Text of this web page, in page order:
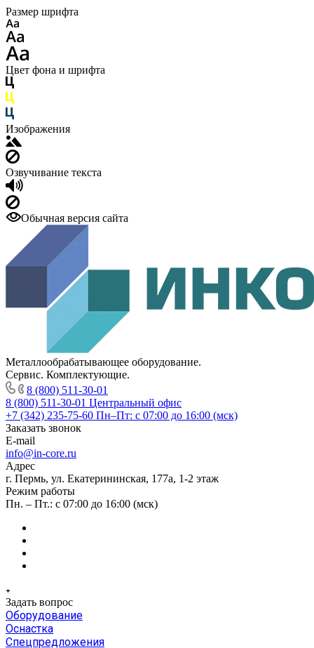
Размер шрифта
Цвет фона и шрифта
Изображения
Озвучивание текста
Обычная версия сайта
Металлообрабатывающее оборудование.
Сервис. Комплектующие.
8 (800) 511-30-01
8 (800) 511-30-01 Центральный офис
+7 (342) 235-75-60 Пн–Пт: с 07:00 до 16:00 (мск)
Заказать звонок
E-mail
info@in-core.ru
Адрес
г. Пермь, ул. ​Екатерининская, 177а, ​1-2 этаж
Режим работы
Пн. – Пт.: с 07:00 до 16:00 (мск)
Задать вопрос
Оборудование
Оснастка
Спецпредложения